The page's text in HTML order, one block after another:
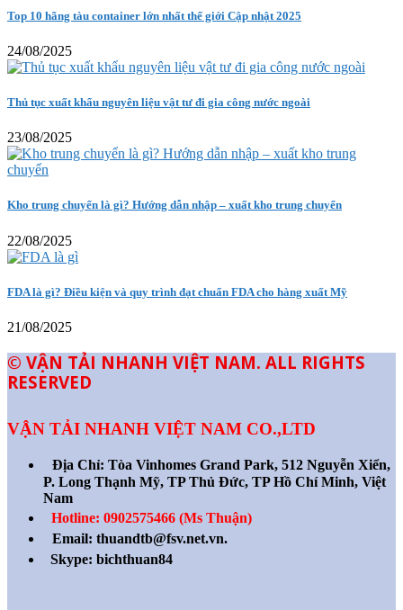
Top 10 hãng tàu container lớn nhất thế giới Cập nhật 2025
24/08/2025
Thủ tục xuất khẩu nguyên liệu vật tư đi gia công nước ngoài
23/08/2025
Kho trung chuyển là gì? Hướng dẫn nhập – xuất kho trung chuyển
22/08/2025
FDA là gì? Điều kiện và quy trình đạt chuẩn FDA cho hàng xuất Mỹ
21/08/2025
© VẬN TẢI NHANH VIỆT NAM. ALL RIGHTS
RESERVED
VẬN TẢI NHANH VIỆT NAM CO.,LTD
Địa Chỉ: Tòa Vinhomes Grand Park, 512 Nguyễn Xiển,
P. Long Thạnh Mỹ, TP Thủ Đức, TP Hồ Chí Minh, Việt
Nam
Hotline: 0902575466 (Ms Thuận)
Email: thuandtb@fsv.net.vn.
Skype: bichthuan84